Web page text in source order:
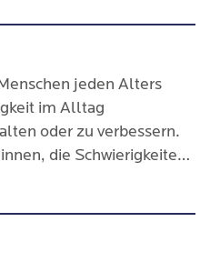
jeden Alters
im Alltag
oder zu verbessern.
die Schwierigkeiten
oder